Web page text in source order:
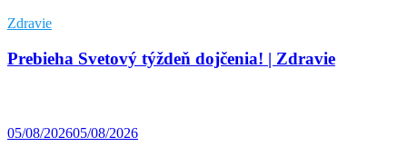
Zdravie
Prebieha Svetový týždeň dojčenia! | Zdravie
05/08/202605/08/2026